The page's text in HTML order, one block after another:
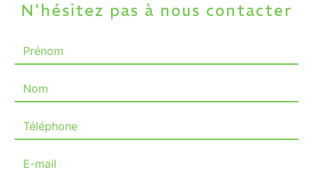
N'hésitez pas à nous contacter